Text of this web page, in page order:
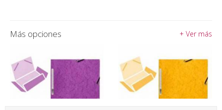
Más opciones + Ver más